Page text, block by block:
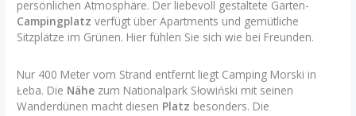
persönlichen Atmosphäre. Der liebevoll gestaltete Garten-
Campingplatz verfügt über Apartments und gemütliche
Sitzplätze im Grünen. Hier fühlen Sie sich wie bei Freunden.
Nur 400 Meter vom Strand entfernt liegt Camping Morski in
Łeba. Die Nähe zum Nationalpark Słowiński mit seinen
Wanderdünen macht diesen Platz besonders. Die